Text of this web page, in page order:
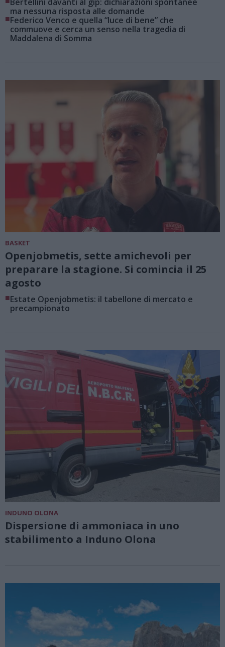
ma nessuna risposta alle domande
■Federico Venco e quella “luce di bene” che
commuove e cerca un senso nella tragedia di
Maddalena di Somma
BASKET
Openjobmetis, sette amichevoli per
preparare la stagione. Si comincia il 25
agosto
■Estate Openjobmetis: il tabellone di mercato e
precampionato
INDUNO OLONA
Dispersione di ammoniaca in uno
stabilimento a Induno Olona